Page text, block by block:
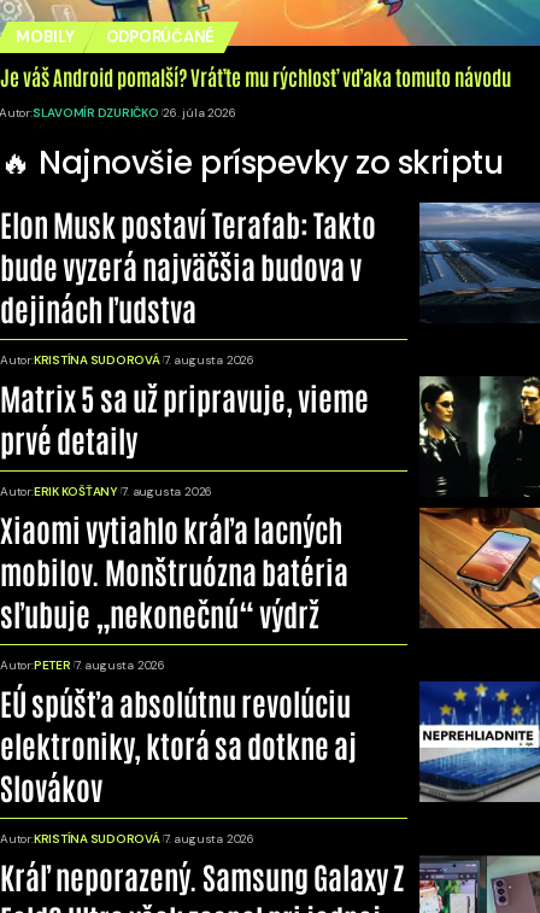
MOBILY ODPORÚČANÉ
Je váš Android pomalší? Vráťte mu rýchlosť vďaka tomuto návodu
Autor:SLAVOMÍR DZURIČKO 26. júla 2026
🔥 Najnovšie príspevky zo skriptu
Elon Musk postaví Terafab: Takto
bude vyzerá najväčšia budova v
dejinách ľudstva
Autor:KRISTÍNA SUDOROVÁ 7. augusta 2026
Matrix 5 sa už pripravuje, vieme
prvé detaily
Autor:ERIK KOŠŤANY 7. augusta 2026
Xiaomi vytiahlo kráľa lacných
mobilov. Monštruózna batéria
sľubuje „nekonečnú“ výdrž
Autor:PETER 7. augusta 2026
EÚ spúšťa absolútnu revolúciu
elektroniky, ktorá sa dotkne aj
Slovákov
Autor:KRISTÍNA SUDOROVÁ 7. augusta 2026
Kráľ neporazený. Samsung Galaxy Z